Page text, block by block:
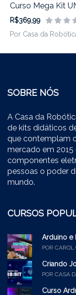
Curso Mega Kit
R$369,99
Por Casa da
SOBRE NÓS
A Casa da
de kits didáticos
que contemplam
mercado em
componentes
pessoas o poder
mundo.
CURSOS
Arduino e
POR
Criando
POR CASA
Curso